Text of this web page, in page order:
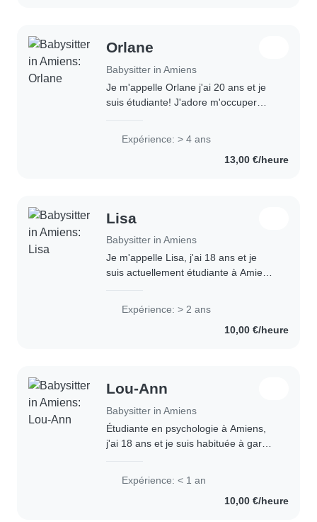
Orlane
Babysitter in Amiens
Je m'appelle Orlane j'ai 20 ans et je
suis étudiante! J'adore m'occuper
que ce soit des gardes pour mon
Expérience: > 4 ans
13,00 €/heure
Lisa
Babysitter in Amiens
Je m'appelle Lisa, j'ai 18 ans et je
suis actuellement étudiante à Amiens.
où j'interviens pendant les périodes..
Expérience: > 2 ans
10,00 €/heure
Lou-Ann
Babysitter in Amiens
Étudiante en psychologie à Amiens,
j'ai 18 ans et je suis habituée à garder
J'aime beaucoup passer du temps
Expérience: < 1 an
10,00 €/heure